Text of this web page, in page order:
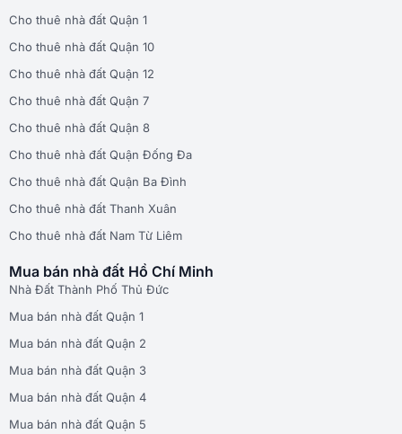
Cho thuê nhà đất Quận 1
Cho thuê nhà đất Quận 10
Cho thuê nhà đất Quận 12
Cho thuê nhà đất Quận 7
Cho thuê nhà đất Quận 8
Cho thuê nhà đất Quận Đống Đa
Cho thuê nhà đất Quận Ba Đình
Cho thuê nhà đất Thanh Xuân
Cho thuê nhà đất Nam Từ Liêm
Mua bán nhà đất Hồ Chí Minh
Nhà Đất Thành Phố Thủ Đức
Mua bán nhà đất Quận 1
Mua bán nhà đất Quận 2
Mua bán nhà đất Quận 3
Mua bán nhà đất Quận 4
Mua bán nhà đất Quận 5